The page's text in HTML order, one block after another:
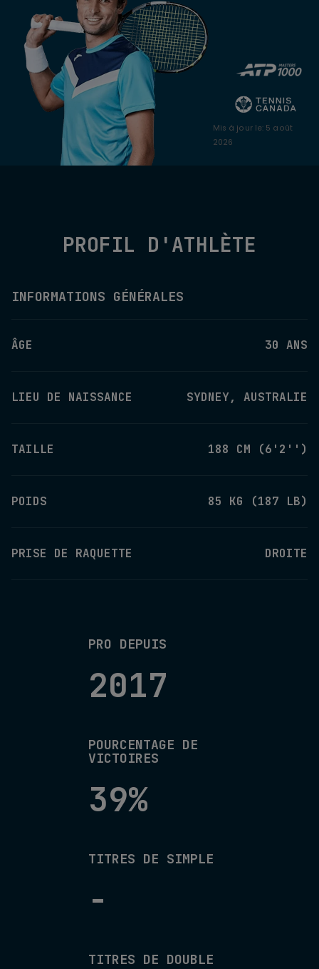
Mis à jour le: 5 août
2026
PROFIL D'ATHLÈTE
INFORMATIONS GÉNÉRALES
ÂGE 30 ANS
LIEU DE NAISSANCE SYDNEY, AUSTRALIE
TAILLE 188 CM (6'2'')
POIDS 85 KG (187 LB)
PRISE DE RAQUETTE DROITE
PRO DEPUIS
2017
POURCENTAGE DE
VICTOIRES
39%
TITRES DE SIMPLE
-
TITRES DE DOUBLE